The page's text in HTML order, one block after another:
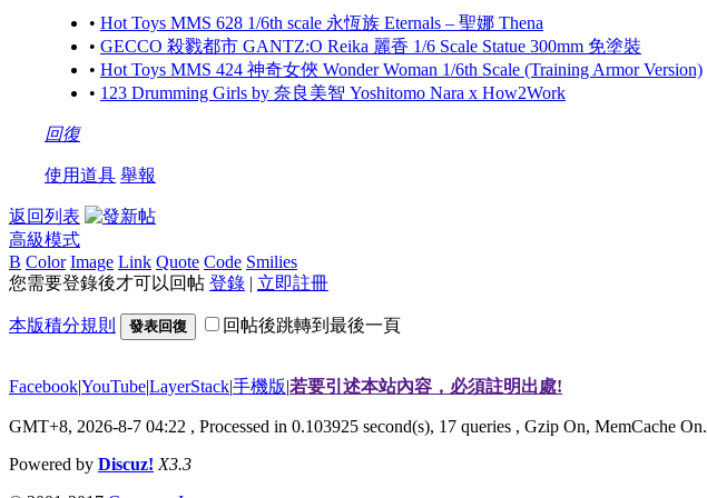
• Hot Toys MMS 628 1/6th scale 永恆族 Eternals – 聖娜 Thena
• GECCO 殺戮都市 GANTZ:O Reika 麗香 1/6 Scale Statue 300mm 免塗裝
• Hot Toys MMS 424 神奇女俠 Wonder Woman 1/6th Scale (Training Armor Version)
• 123 Drumming Girls by 奈良美智 Yoshitomo Nara x How2Work
回復
使用道具 舉報
返回列表
高級模式
B Color Image Link Quote Code Smilies
您需要登錄後才可以回帖 登錄 | 立即註冊
本版積分規則 發表回復 回帖後跳轉到最後一頁
Facebook|YouTube|LayerStack|手機版|若要引述本站內容，必須註明出處!
GMT+8, 2026-8-7 04:22 , Processed in 0.103925 second(s), 17 queries , Gzip On, MemCache On.
Powered by Discuz! X3.3